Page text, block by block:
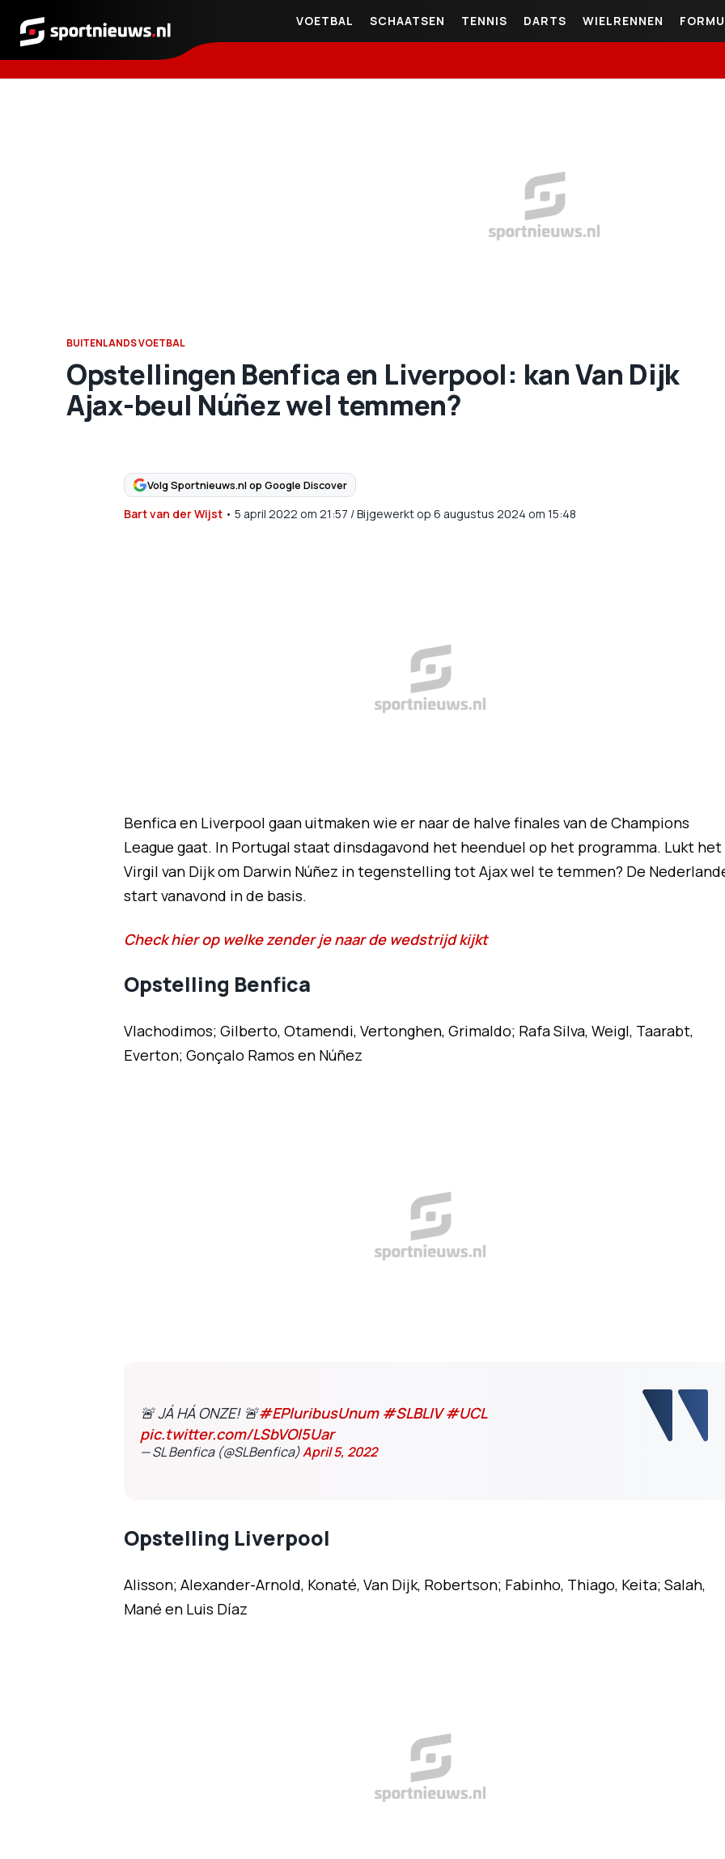
Sportnieuws.nl
VOETBAL SCHAATSEN TENNIS DARTS WIELRENNEN
BUITENLANDS VOETBAL
Opstellingen Benfica en Liverpool: kan Van Dijk
Ajax-beul Núñez wel temmen?
Volg Sportnieuws.nl op Google Discover
Bart van der Wijst• 5 april 2022 om 21:57 /Bijgewerkt op 6 augustus 2024 om 15:48
Benfica en Liverpool gaan uitmaken wie er naar de halve finales van de Champions
League gaat. In Portugal staat dinsdagavond het heenduel op het programma. Lukt het
Virgil van Dijk om Darwin Núñez in tegenstelling tot Ajax wel te temmen? De
start vanavond in de basis.
Check hier op welke zender je naar de wedstrijd kijkt
Opstelling Benfica
Vlachodimos; Gilberto, Otamendi, Vertonghen, Grimaldo; Rafa Silva, Weigl, Taarabt,
Everton; Gonçalo Ramos en Núñez
🚨 JÁ HÁ ONZE! 🚨#EPluribusUnum #SLBLIV#UCL
pic.twitter.com/LSbVOl5Uar
— SL Benfica (@SLBenfica)April 5, 2022
Opstelling Liverpool
Alisson; Alexander-Arnold, Konaté, Van Dijk, Robertson; Fabinho, Thiago, Keita; Salah,
Mané en Luis Díaz